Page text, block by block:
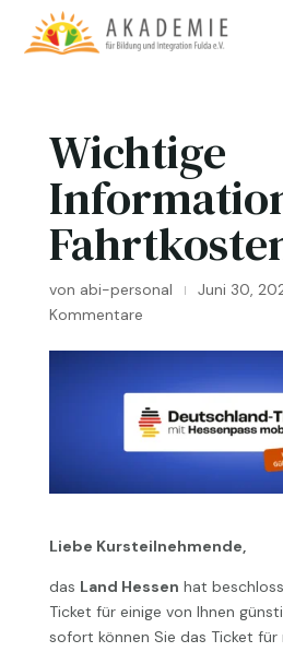
Wichtige
von abi-personal | Juni 30,
Kommentare
Liebe Kursteilnehmende,
das Land Hessen hat
Ticket für einige von Ihnen
sofort können Sie das Ticket für